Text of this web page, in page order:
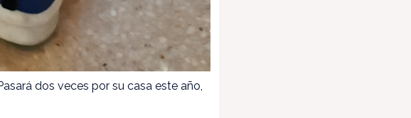
dos veces por su casa este año,